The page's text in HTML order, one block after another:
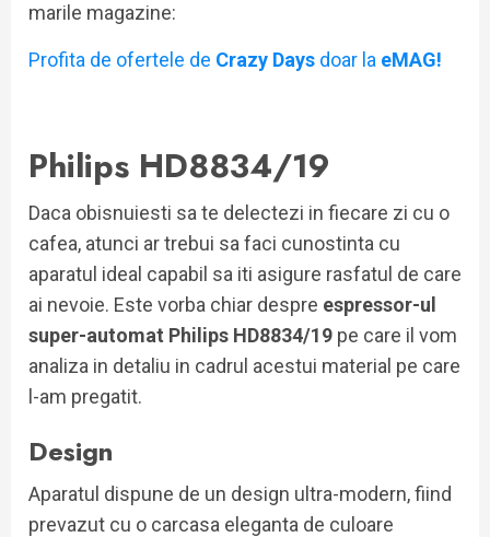
marile magazine:
Profita de ofertele de Crazy Days doar la eMAG!
Philips HD8834/19
Daca obisnuiesti sa te delectezi in fiecare zi cu o
cafea, atunci ar trebui sa faci cunostinta cu
aparatul ideal capabil sa iti asigure rasfatul de care
ai nevoie. Este vorba chiar despre espressor-ul
super-automat Philips HD8834/19 pe care il vom
analiza in detaliu in cadrul acestui material pe care
l-am pregatit.
Design
Aparatul dispune de un design ultra-modern, fiind
prevazut cu o carcasa eleganta de culoare